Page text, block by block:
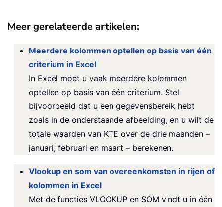
Meer gerelateerde artikelen:
Meerdere kolommen optellen op basis van één
criterium in Excel
In Excel moet u vaak meerdere kolommen
optellen op basis van één criterium. Stel
bijvoorbeeld dat u een gegevensbereik hebt
zoals in de onderstaande afbeelding, en u wilt de
totale waarden van KTE over de drie maanden –
januari, februari en maart – berekenen.
Vlookup en som van overeenkomsten in rijen of
kolommen in Excel
Met de functies VLOOKUP en SOM vindt u in één